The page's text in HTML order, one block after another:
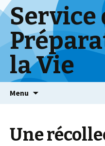
Service
la Vie
Menu
Une